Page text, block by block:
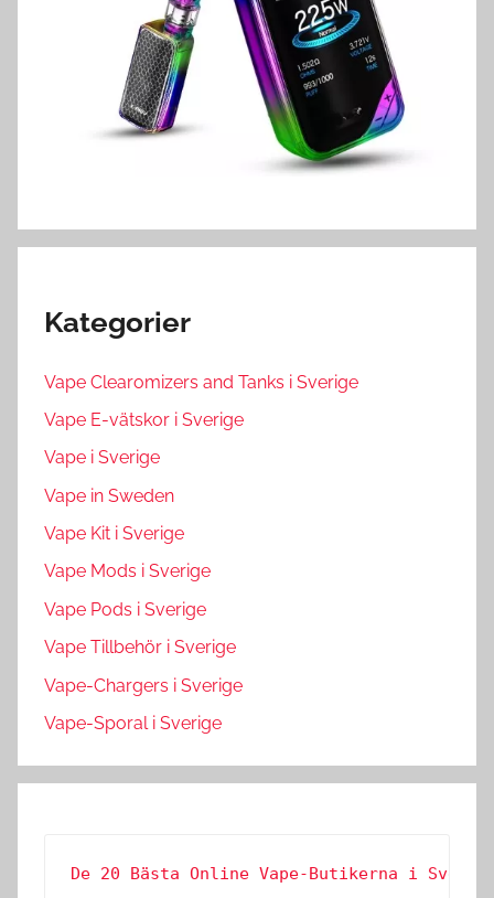
Kategorier
Vape Clearomizers and Tanks i Sverige
Vape E-vätskor i Sverige
Vape i Sverige
Vape in Sweden
Vape Kit i Sverige
Vape Mods i Sverige
Vape Pods i Sverige
Vape Tillbehör i Sverige
Vape-Chargers i Sverige
Vape-Sporal i Sverige
De 20 Bästa Online Vape-Butikerna i